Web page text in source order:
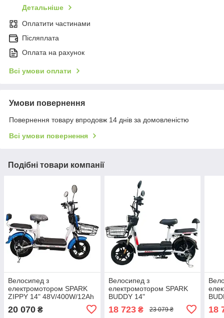
Детальніше
Оплатити частинами
Післяплата
Оплата на рахунок
Всі умови оплати
Умови повернення
Повернення товару впродовж 14 днів за домовленістю
Всі умови повернення
Подібні товари компанії
Велосипед з
електромотором SPARK
ZIPPY 14" 48V/400W/12Ah
20 070 ₴
Велосипед з
електромотором SPARK
BUDDY 14"
18 723₴ 23 079 ₴ 18